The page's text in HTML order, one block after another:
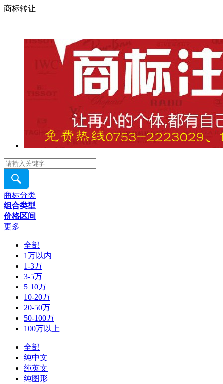
商标转让
商标分类
组合类型
价格区间
更多
全部
1万以内
1-3万
3-5万
5-10万
10-20万
20-50万
50-100万
100万以上
全部
纯中文
纯英文
纯图形